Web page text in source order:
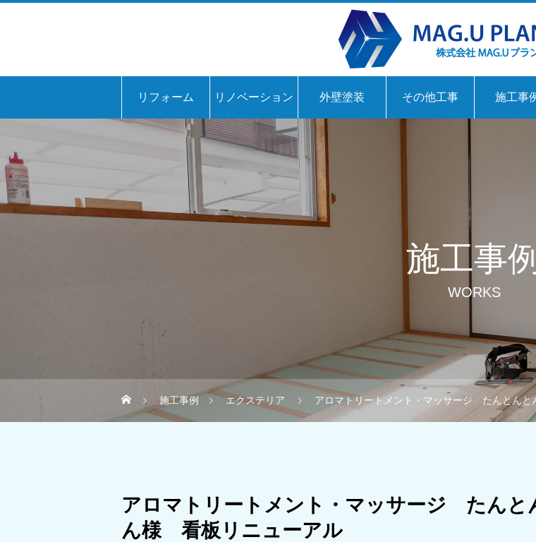
リフォーム リノベーション 外壁塗装 その他工事 施工事
施工事例
WORKS
施工事例 エクステリア アロマトリートメント・マッサージ たんとん
アロマトリートメント・マッサージ たんと
ん様 看板リニューアル